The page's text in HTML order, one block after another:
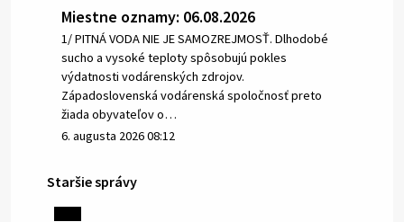
Miestne oznamy: 06.08.2026
1/ PITNÁ VODA NIE JE SAMOZREJMOSŤ. Dlhodobé
sucho a vysoké teploty spôsobujú pokles
výdatnosti vodárenských zdrojov.
Západoslovenská vodárenská spoločnosť preto
žiada obyvateľov o…
6. augusta 2026 08:12
5. augusta 2026 13:10
Staršie správy